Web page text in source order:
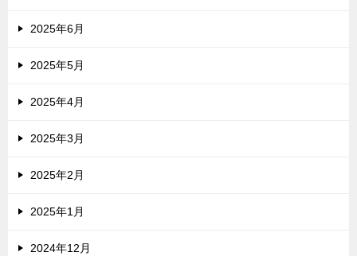
2025年6月
2025年5月
2025年4月
2025年3月
2025年2月
2025年1月
2024年12月